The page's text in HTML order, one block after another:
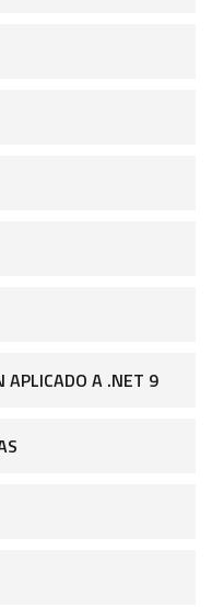
APLICADO A .NET 9